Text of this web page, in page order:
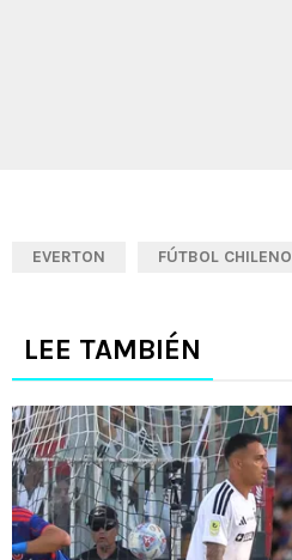
EVERTON FÚTBOL CHILENO
LEE TAMBIÉN